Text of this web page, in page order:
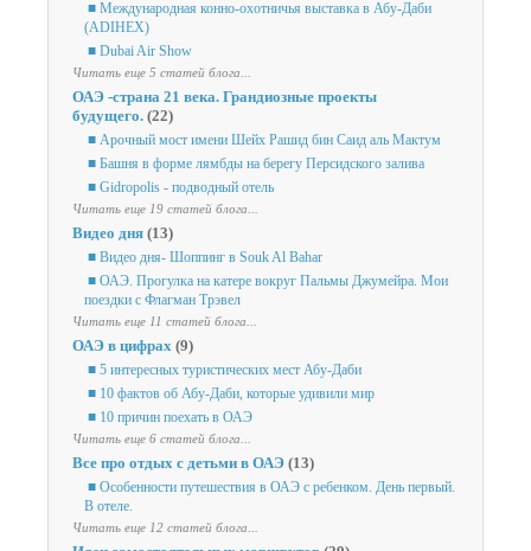
■ Международная конно-охотничья выставка в Абу-Даби
(ADIHEX)
■ Dubai Air Show
Читать еще 5 статей блога...
ОАЭ -страна 21 века. Грандиозные проекты
будущего. (22)
■ Арочный мост имени Шейх Рашид бин Саид аль Мактум
■ Башня в форме лямбды на берегу Персидского залива
■ Gidropolis - подводный отель
Читать еще 19 статей блога...
Видео дня (13)
■ Видео дня- Шоппинг в Souk Al Bahar
■ ОАЭ. Прогулка на катере вокруг Пальмы Джумейра. Мои
поездки с Флагман Трэвел
Читать еще 11 статей блога...
ОАЭ в цифрах (9)
■ 5 интересных туристических мест Абу-Даби
■ 10 фактов об Абу-Даби, которые удивили мир
■ 10 причин поехать в ОАЭ
Читать еще 6 статей блога...
Все про отдых с детьми в ОАЭ (13)
■ Особенности путешествия в ОАЭ с ребенком. День первый.
В отеле.
Читать еще 12 статей блога...